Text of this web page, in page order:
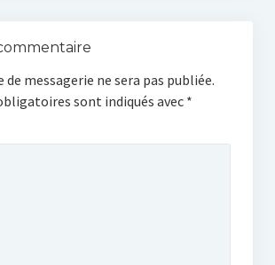
de messagerie ne sera pas publiée.
sont indiqués avec *